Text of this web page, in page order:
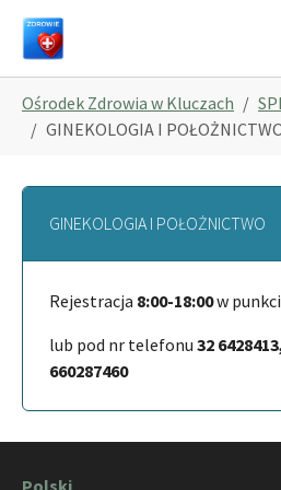
Skip to main navigation
Skip to main content
Skip to page footer
Ośrodek Zdrowia w Kluczach
GINEKOLOGIA I
GINEKOLOGIA I POŁOŻNICTWO
Rejestracja 8:00-18:00w
lub pod nr telefonu 32
660287460
Polski